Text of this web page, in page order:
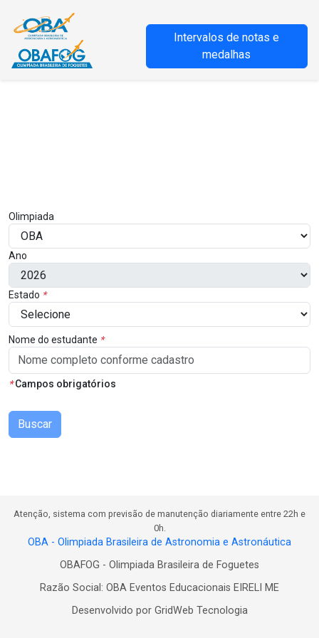
Intervalos de notas e
medalhas
Olimpiada
Ano
Estado *
Nome do estudante *
*Campos obrigatórios
Buscar
Atenção, sistema com previsão de manutenção diariamente entre 22h e
0h.
OBA - Olimpiada Brasileira de Astronomia e Astronáutica
OBAFOG - Olimpiada Brasileira de Foguetes
Razão Social: OBA Eventos Educacionais EIRELI ME
Desenvolvido por GridWeb Tecnologia